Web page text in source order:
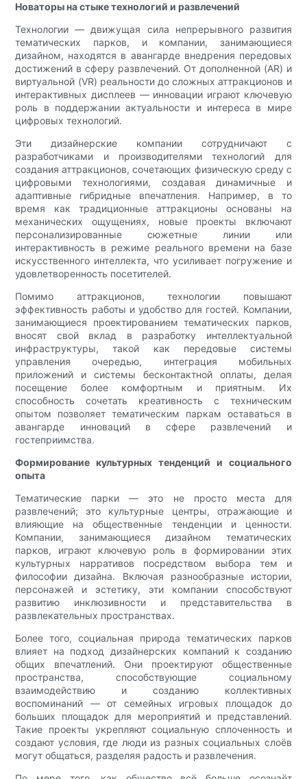
Новаторы на стыке технологий и развлечений
Технологии — движущая сила непрерывного развития
тематических парков, и компании, занимающиеся
дизайном, находятся в авангарде внедрения передовых
достижений в сферу развлечений. От дополненной (AR) и
виртуальной (VR) реальности до сложных аттракционов и
интерактивных дисплеев — инновации играют ключевую
роль в поддержании актуальности и интереса в мире
цифровых технологий.
Эти дизайнерские компании сотрудничают с
разработчиками и производителями технологий для
создания аттракционов, сочетающих физическую среду с
цифровыми технологиями, создавая динамичные и
адаптивные гибридные впечатления. Например, в то
время как традиционные аттракционы основаны на
механических ощущениях, новые проекты включают
персонализированные сюжетные линии или
интерактивность в режиме реального времени на базе
искусственного интеллекта, что усиливает погружение и
удовлетворенность посетителей.
Помимо аттракционов, технологии повышают
эффективность работы и удобство для гостей. Компании,
занимающиеся проектированием тематических парков,
вносят свой вклад в разработку интеллектуальной
инфраструктуры, такой как передовые системы
управления очередью, интеграция мобильных
приложений и системы бесконтактной оплаты, делая
посещение более комфортным и приятным. Их
способность сочетать креативность с техническим
опытом позволяет тематическим паркам оставаться в
авангарде инноваций в сфере развлечений и
гостеприимства.
Формирование культурных тенденций и социального
опыта
Тематические парки — это не просто места для
развлечений; это культурные центры, отражающие и
влияющие на общественные тенденции и ценности.
Компании, занимающиеся дизайном тематических
парков, играют ключевую роль в формировании этих
культурных нарративов посредством выбора тем и
философии дизайна. Включая разнообразные истории,
персонажей и эстетику, эти компании способствуют
развитию инклюзивности и представительства в
развлекательных пространствах.
Более того, социальная природа тематических парков
влияет на подход дизайнерских компаний к созданию
общих впечатлений. Они проектируют общественные
пространства, способствующие социальному
взаимодействию и созданию коллективных
воспоминаний — от семейных игровых площадок до
больших площадок для мероприятий и представлений.
Такие проекты укрепляют социальную сплоченность и
создают условия, где люди из разных социальных слоёв
могут общаться, разделяя радость и развлечения.